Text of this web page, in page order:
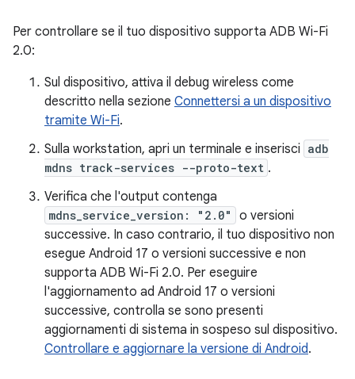
Per controllare se il tuo dispositivo supporta ADB Wi-Fi
2.0:
Sul dispositivo, attiva il debug wireless come
descritto nella sezione Connettersi a un dispositivo
tramite Wi-Fi.
Sulla workstation, apri un terminale e inserisci adb
mdns track-services --proto-text .
Verifica che l'output contenga
mdns_service_version: "2.0"
o versioni
successive. In caso contrario, il tuo dispositivo non
esegue Android 17 o versioni successive e non
supporta ADB Wi-Fi 2.0. Per eseguire
l'aggiornamento ad Android 17 o versioni
successive, controlla se sono presenti
aggiornamenti di sistema in sospeso sul dispositivo.
Controllare e aggiornare la versione di Android.